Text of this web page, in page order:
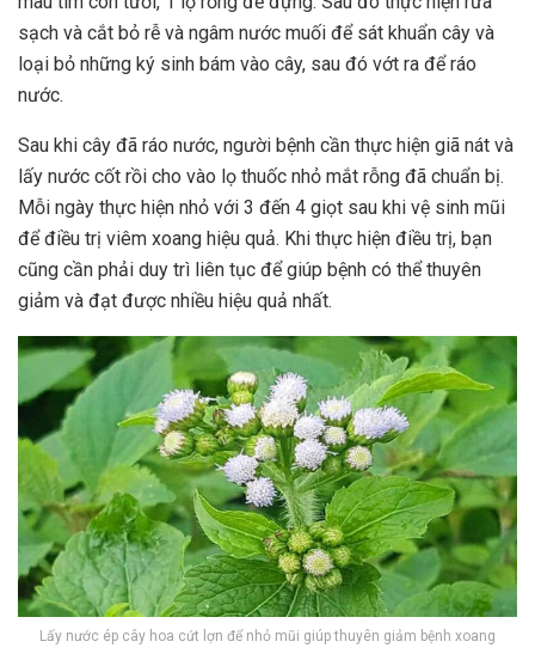
sạch và cắt bỏ rễ và ngâm nước muối để sát khuẩn cây và
loại bỏ những ký sinh bám vào cây, sau đó vớt ra để ráo
nước.
Sau khi cây đã ráo nước, người bệnh cần thực hiện giã nát và
lấy nước cốt rồi cho vào lọ thuốc nhỏ mắt rỗng đã chuẩn bị.
Mỗi ngày thực hiện nhỏ với 3 đến 4 giọt sau khi vệ sinh mũi
để điều trị viêm xoang hiệu quả. Khi thực hiện điều trị, bạn
cũng cần phải duy trì liên tục để giúp bệnh có thể thuyên
giảm và đạt được nhiều hiệu quả nhất.
Lấy nước ép cây hoa cứt lợn để nhỏ mũi giúp thuyên giảm bệnh xoang